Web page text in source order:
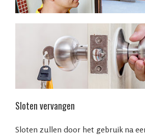
Sloten vervangen
Sloten zullen door het gebruik na